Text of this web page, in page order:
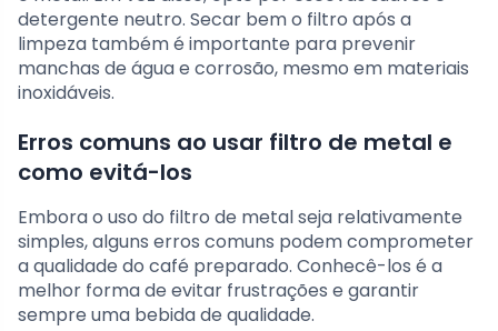
detergente neutro. Secar bem o filtro após a
limpeza também é importante para prevenir
manchas de água e corrosão, mesmo em materiais
inoxidáveis.
Erros comuns ao usar filtro de metal e
como evitá-los
Embora o uso do filtro de metal seja relativamente
simples, alguns erros comuns podem comprometer
a qualidade do café preparado. Conhecê-los é a
melhor forma de evitar frustrações e garantir
sempre uma bebida de qualidade.